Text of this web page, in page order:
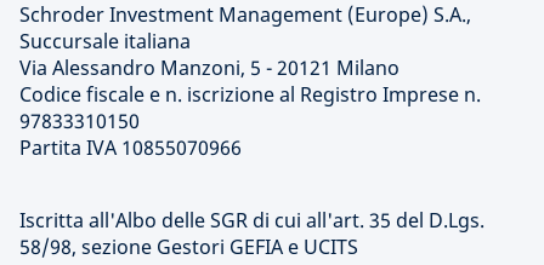
Schroder Investment Management (Europe) S.A.,
Succursale italiana
Via Alessandro Manzoni, 5 - 20121 Milano
Codice fiscale e n. iscrizione al Registro Imprese n.
97833310150
Partita IVA 10855070966
Iscritta all'Albo delle SGR di cui all'art. 35 del D.Lgs.
58/98, sezione Gestori GEFIA e UCITS